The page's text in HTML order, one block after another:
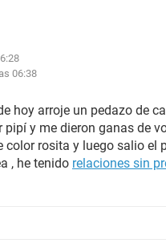
06:38
hoy arroje un pedazo de
y me dieron ganas de
color rosita y luego salio el
, he tenido relaciones sin